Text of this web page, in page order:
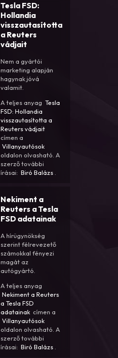
Tesla FSD:
Hollandia
visszautasította
a Reuters
vádjait
Nem a gyártói
marketing alapján
hagynak jóvá
valamit.
A teljes anyag Tesla
FSD: Hollandia
visszautasította a
Reuters vádjait
címen a
Villanyautósok
oldalon olvasható. A
szerző további
írásai: Biró Balázs .
Nekiment a
Reuters a Tesla
FSD adatainak
A hírügynökség
szerint félrevezető
számokkal fényezi
magát az
autógyártó.
A teljes anyag
Nekiment a Reuters
a Tesla FSD
adatainak címen a
Villanyautósok
oldalon olvasható. A
szerző további
írásai: Biró Balázs